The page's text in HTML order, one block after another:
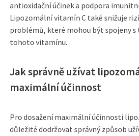
antioxidační účinek a podpora
Lipozomální vitamín C také snižuje
problémů, které mohou být spojeny
tohoto vitamínu.
Jak správně užívat
maximální účinnost
Pro dosažení maximální účinnosti
důležité dodržovat správný způsob